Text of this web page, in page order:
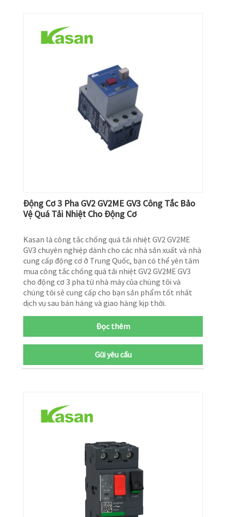
Động Cơ 3 Pha GV2 GV2ME GV3 Công Tắc Bảo
Vệ Quá Tải Nhiệt Cho Động Cơ
Kasan là công tắc chống quá tải nhiệt GV2 GV2ME
GV3 chuyên nghiệp dành cho các nhà sản xuất và nhà
cung cấp động cơ ở Trung Quốc, bạn có thể yên tâm
mua công tắc chống quá tải nhiệt GV2 GV2ME GV3
cho động cơ 3 pha từ nhà máy của chúng tôi và
chúng tôi sẽ cung cấp cho bạn sản phẩm tốt nhất
dịch vụ sau bán hàng và giao hàng kịp thời.
Đọc thêm
Gửi yêu cầu